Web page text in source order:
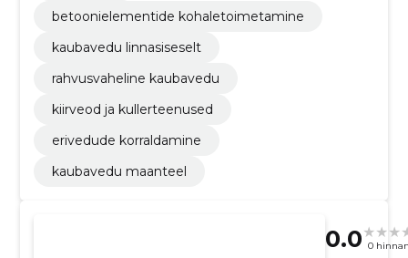
betoonielementide kohaletoimetamine
kaubavedu linnasiseselt
rahvusvaheline kaubavedu
kiirveod ja kullerteenused
erivedude korraldamine
kaubavedu maanteel
0.0 0